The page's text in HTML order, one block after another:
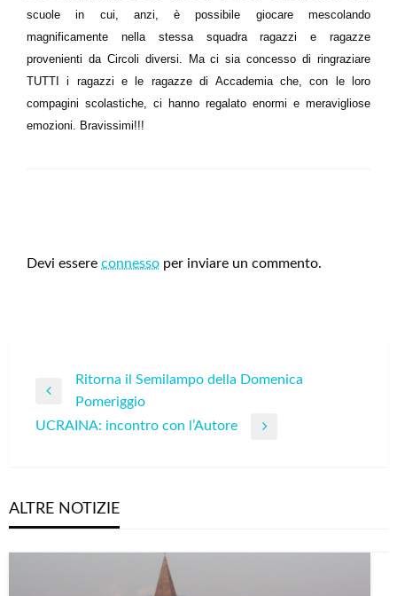
scuole in cui, anzi, è possibile giocare mescolando
magnificamente nella stessa squadra ragazzi e ragazze
provenienti da Circoli diversi. Ma ci sia concesso di ringraziare
TUTTI i ragazzi e le ragazze di Accademia che, con le loro
compagini scolastiche, ci hanno regalato enormi e meravigliose
emozioni. Bravissimi!!!
Devi essere connesso per inviare un commento.
Navigazione
articoli
Previous
Post
Ritorna il Semilampo della Domenica
Pomeriggio
UCRAINA: incontro con l’Autore
ALTRE NOTIZIE